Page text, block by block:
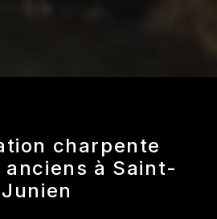
charpente
à Saint-
Junien